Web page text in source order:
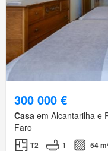
300 000 €
Casa em Alcantarilha e
Faro
T2 1 54